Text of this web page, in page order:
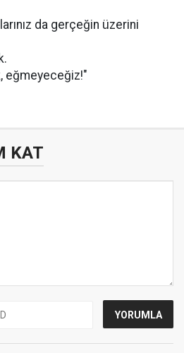
da gerçeğin üzerini
eğmeyeceğiz!"
KAT